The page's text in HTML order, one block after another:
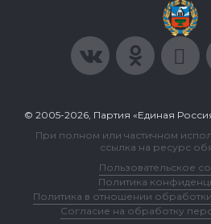
© 2005-2026, Партия «Единая
При полном или частичном
ссылка на ресурс
Пользовательское
Политика
Политика в отношении
Согласие на обработку